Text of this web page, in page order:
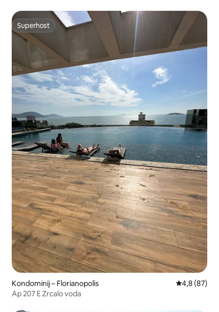
Superhost
Superhost
Kondominij – Florianopolis Prosječna
4,8 (87)
Ap 207 E Zrcalo voda